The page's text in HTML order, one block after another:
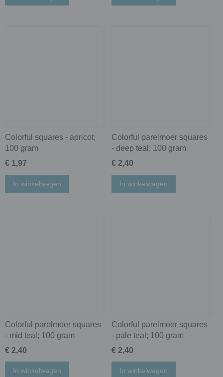
Colorful squares - apricot;
100 gram
€ 1,97
In winkelwagen
Colorful parelmoer squares
- deep teal; 100 gram
€ 2,40
In winkelwagen
Colorful parelmoer squares
- mid teal; 100 gram
€ 2,40
In winkelwagen
Colorful parelmoer squares
- pale teal; 100 gram
€ 2,40
In winkelwagen